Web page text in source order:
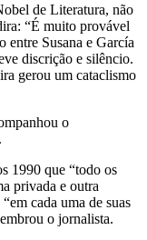
de Literatura, não
“É muito provável
entre Susana e García
discrição e silêncio.
gerou um cataclismo
o
1990 que “todo os
privada e outra
cada uma de suas
o jornalista.